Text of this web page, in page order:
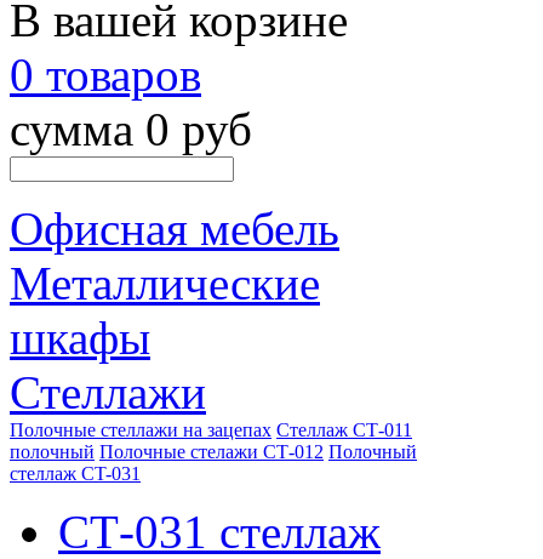
В вашей корзине
0 товаров
сумма 0 руб
Офисная мебель
Металлические
шкафы
Стеллажи
Полочные стеллажи на зацепах Стеллаж СТ-011
полочный Полочные стелажи СТ-012 Полочный
стеллаж CT-031
СТ-031 стеллаж